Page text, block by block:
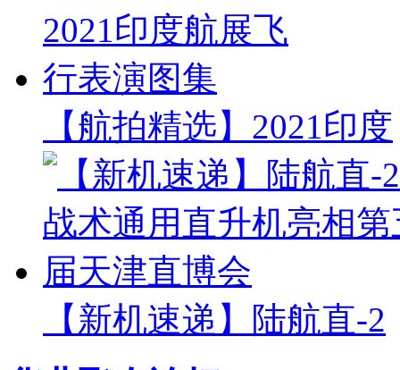
【航拍精选】2021印度
【新机速递】陆航直-2